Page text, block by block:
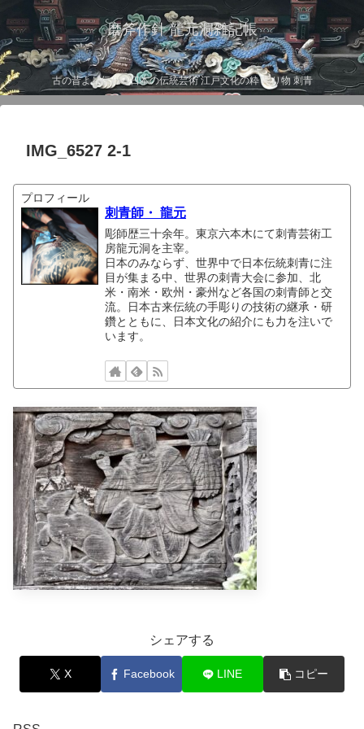
磨斧作針 龍元洞雑記帳
古の昔より伝わる日本の伝統芸術 江戸文化の粋 彫り物 刺青
IMG_6527 2-1
プロフィール
刺青師・ 龍元
彫師歴三十余年。東京六本木にて刺青芸術工
房龍元洞を主宰。
日本のみならず、世界中で日本伝統刺青に注
目が集まる中、世界の刺青大会に参加、北
米・南米・欧州・豪州など各国の刺青師と交
流。日本古来伝統の手彫りの技術の継承・研
鑽とともに、日本文化の紹介にも力を注いで
います。
シェアする
X Facebook LINE コピー